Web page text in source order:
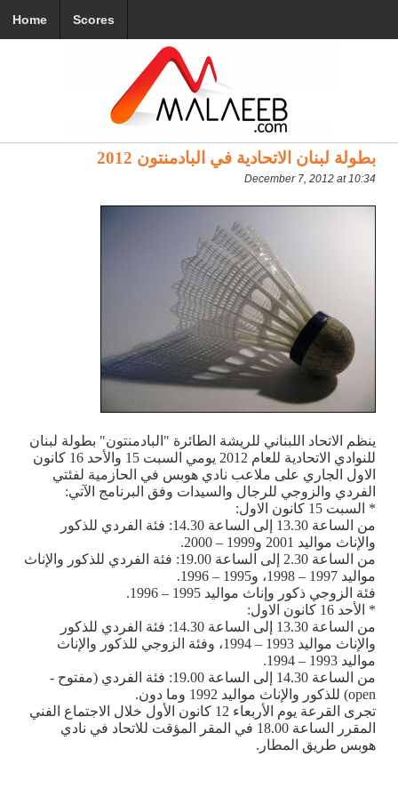
Home Scores
بطولة لبنان الاتحادية في البادمنتون 2012
December 7, 2012 at 10:34
ينظم الاتحاد اللبناني للريشة الطائرة "البادمنتون" بطولة لبنان
للنوادي الاتحادية للعام 2012 يومي السبت 15 والأحد 16 كانون
الاول الجاري على ملاعب نادي هوبس في الحازمية لفئتي
الفردي والزوجي للرجال والسيدات وفق البرنامج الآتي:
* السبت 15 كانون الاول:
من الساعة 13.30 إلى الساعة 14.30: فئة الفردي للذكور
والإناث مواليد 2001 و1999 – 2000.
من الساعة 2.30 إلى الساعة 19.00: فئة الفردي للذكور والإناث
مواليد 1997 – 1998، و1995 – 1996.
فئة الزوجي ذكور وإناث مواليد 1995 – 1996.
* الأحد 16 كانون الاول:
من الساعة 13.30 إلى الساعة 14.30: فئة الفردي للذكور
والإناث مواليد 1993 – 1994، وفئة الزوجي للذكور والإناث
مواليد 1993 – 1994.
من الساعة 14.30 إلى الساعة 19.00: فئة الفردي (مفتوح -
open) للذكور والإناث مواليد 1992 وما دون.
تجرى القرعة يوم الأربعاء 12 كانون الأول خلال الاجتماع الفني
المقرر الساعة 18.00 في المقر المؤقت للاتحاد في نادي
هوبس طريق المطار.